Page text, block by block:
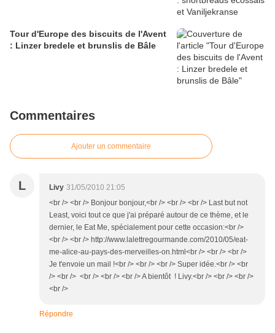
Tour d'Europe des biscuits de l'Avent
: Linzer bredele et brunslis de Bâle
Commentaires
Ajouter un commentaire
L Livy 31/05/2010 21:05
<br /> <br /> Bonjour bonjour,<br /> <br /> <br /> Last but not
Least, voici tout ce que j'ai préparé autour de ce thème, et le
dernier, le Eat Me, spécialement pour cette occasion:<br />
<br /> <br /> http://www.lalettregourmande.com/2010/05/eat-
me-alice-au-pays-des-merveilles-on.html<br /> <br /> <br />
Je t'envoie un mail !<br /> <br /> <br /> Super idée.<br /> <br
/> <br /> <br /> <br /> <br /> A bientôt ! Livy.<br /> <br /> <br />
<br />
Répondre